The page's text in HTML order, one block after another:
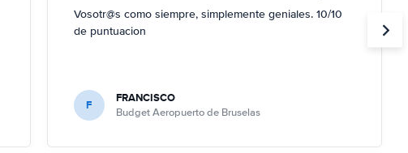
Vosotr@s como siempre, simplemente geniales. 10/10
de puntuacion
F FRANCISCO
Budget Aeropuerto de Bruselas